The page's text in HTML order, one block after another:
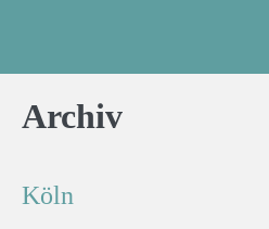
Archiv
Köln